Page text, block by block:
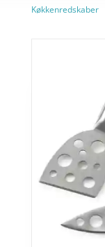
Køkkenredskaber